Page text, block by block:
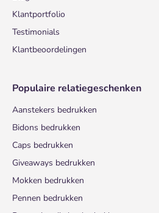
Klantportfolio
Testimonials
Klantbeoordelingen
Populaire relatiegeschenken
Aanstekers bedrukken
Bidons bedrukken
Caps bedrukken
Giveaways bedrukken
Mokken bedrukken
Pennen bedrukken